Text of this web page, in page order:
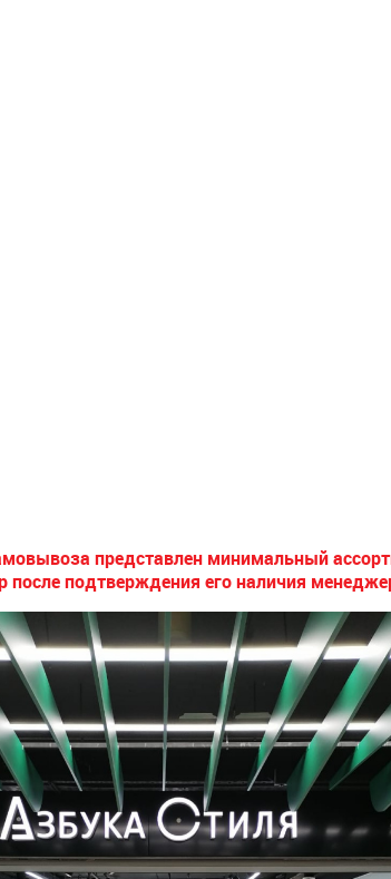
представлен минимальный
после подтверждения его наличия